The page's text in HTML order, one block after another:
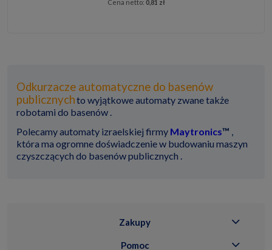
Cena netto: 0,81 zł
Odkurzacze automatyczne do basenów
publicznychto wyjątkowe automaty zwane także
robotami do basenów .
Polecamy automaty izraelskiej firmy Maytronics™
która ma ogromne doświadczenie w budowaniu maszyn
czyszczących do basenów publicznych .
Zakupy
Pomoc